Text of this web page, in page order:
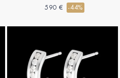
590 € -44%